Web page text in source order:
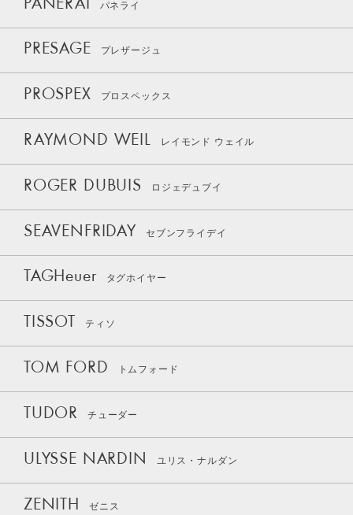
PANERAI パネライ
PRESAGE プレザージュ
PROSPEX プロスペックス
RAYMOND WEIL レイモンド ウェイル
ROGER DUBUIS ロジェデュブイ
SEAVENFRIDAY セブンフライデイ
TAGHeuer タグホイヤー
TISSOT ティソ
TOM FORD トムフォード
TUDOR チューダー
ULYSSE NARDIN ユリス・ナルダン
ZENITH ゼニス